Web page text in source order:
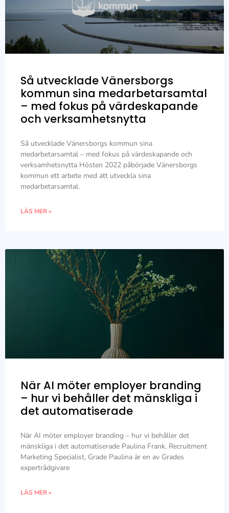
Så utvecklade Vänersborgs
kommun sina medarbetarsamtal
– med fokus på värdeskapande
och verksamhetsnytta
Så utvecklade Vänersborgs kommun sina
medarbetarsamtal – med fokus på värdeskapande och
verksamhetsnytta Hösten 2022 påbörjade Vänersborgs
kommun ett arbete med att utveckla sina
medarbetarsamtal.
LÄS MER »
När AI möter employer branding
– hur vi behåller det mänskliga i
det automatiserade
När AI möter employer branding – hur vi behåller det
mänskliga i det automatiserade Paulina Frank, Recruitment
Marketing Specialist, Grade Paulina är en av Grades
expertrådgivare
LÄS MER »